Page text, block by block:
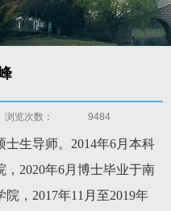
浏览次数： 9484
生导师。2014年6月本科
2020年6月博士毕业于南
，2017年11月至2019年